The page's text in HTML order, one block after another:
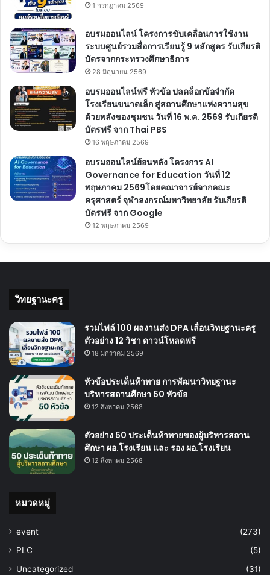
1 กรกฎาคม 2569
อบรมออนไลน์ โครงการขับเคลื่อนการใช้งาน
ระบบศูนย์รวมสื่อการเรียนรู้ 9 หลักสูตร รับเกียรติ
บัตรจากกระทรวงศึกษาธิการ
28 มิถุนายน 2569
อบรมออนไลน์ฟรี หัวข้อ ปลดล็อกข้อจำกัด
โรงเรียนขนาดเล็ก สู่สถานศึกษาแห่งความสุข
ด้วยพลังของชุมชน วันที่ 16 พ.ค. 2569 รับเกียรติ
บัตรฟรี จาก Thai PBS
16 พฤษภาคม 2569
อบรมออนไลน์ย้อนหลัง โครงการ AI
Governance for Education วันที่ 12
พฤษภาคม 2569โดยคณาจารย์จากคณะ
ครุศาสตร์ จุฬาลงกรณ์มหาวิทยาลัย รับเกียรติ
บัตรฟรี จาก Google
12 พฤษภาคม 2569
วิทยฐานะครู
รวมไฟล์ 100 ผลงานส่ง DPA เลื่อนวิทยฐานะครู
ตัวอย่าง 12 วิชา ดาวน์โหลดฟรี
18 มกราคม 2569
หัวข้อประเด็นท้าทาย การพัฒนาวิทยฐานะ
บริหารสถานศึกษา 50 หัวข้อ
12 สิงหาคม 2568
ตัวอย่าง 50 ประเด็นท้าทายของผู้บริหารสถาน
ศึกษา ผอ.โรงเรียน และ รอง ผอ.โรงเรียน
12 สิงหาคม 2568
หมวดหมู่
event
(273)
PLC
(5)
Uncategorized
(31)